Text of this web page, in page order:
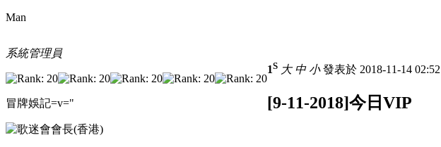
Man
系統管理員
冒牌娛記=v="
1S 大 中 小發表於 2018-11-14 02:52
[9-11-2018]今日VIP